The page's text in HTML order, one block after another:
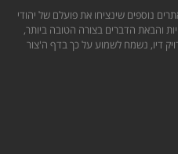
נוספים שינציחו את פועלם של יהודי
והבאת הדברים בצורה הטובה ביותר,
דיו, נשמח לשמוע על כך בדף ה'צור